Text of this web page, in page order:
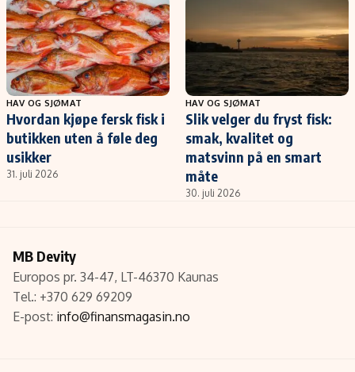
HAV OG SJØMAT
Hvordan kjøpe fersk fisk i
butikken uten å føle deg
usikker
31. juli 2026
HAV OG SJØMAT
Slik velger du fryst fisk:
smak, kvalitet og
matsvinn på en smart
måte
30. juli 2026
MB Devity
Europos pr. 34-47, LT-46370 Kaunas
Tel.: +370 629 69209
E-post: info@finansmagasin.no